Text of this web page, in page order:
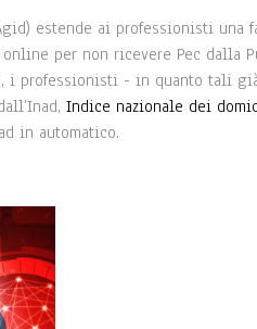
estende ai professionisti
per non ricevere Pec dalla
i professionisti - in quanto tali
Indice nazionale dei
in automatico.